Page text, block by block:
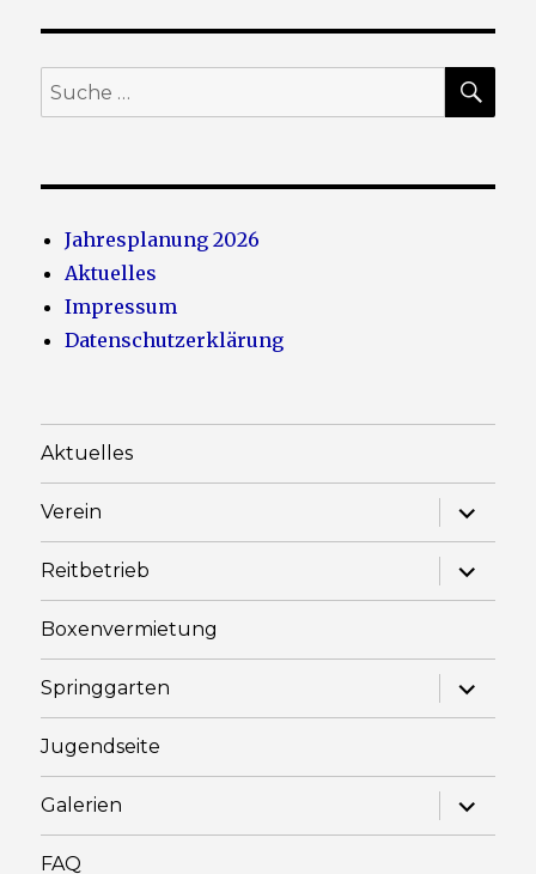
Suche
nach:
Jahresplanung 2026
Aktuelles
Impressum
Datenschutzerklärung
Aktuelles
Verein
Reitbetrieb
Boxenvermietung
Springgarten
Jugendseite
Galerien
FAQ